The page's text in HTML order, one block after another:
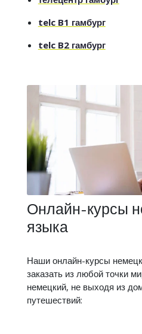
telc B1 гамбург
telc B2 гамбург
Онлайн-курсы
языка
Наши онлайн-курсы
заказать из любой точки
немецкий, не выходя из
путешествий: